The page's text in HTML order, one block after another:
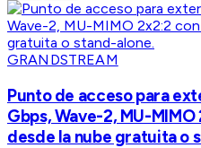
GRANDSTREAM
Punto de acceso para
Gbps, Wave-2, MU-
desde la nube gratuita o